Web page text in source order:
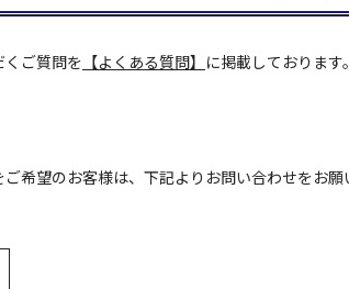
ご質問を 【よくある質問】 に掲載しております
希望のお客様は、下記よりお問い合わせをお願